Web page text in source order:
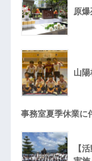
原
山陽
事務室夏季休業に
【